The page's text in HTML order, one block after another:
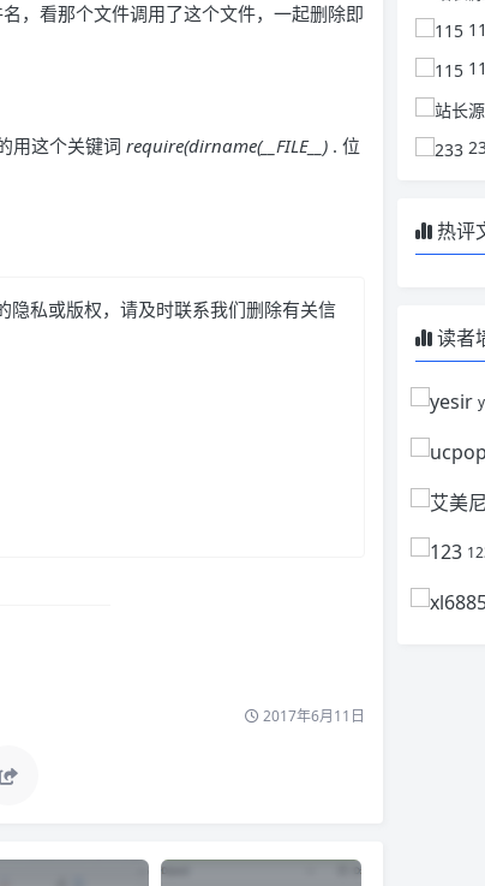
，看那个文件调用了这个文件，一起删除即
用这个关键词 require(dirname(__FILE__) . 位
隐私或版权，请及时联系我们删除有关信
2017年6月11日
热评
读者